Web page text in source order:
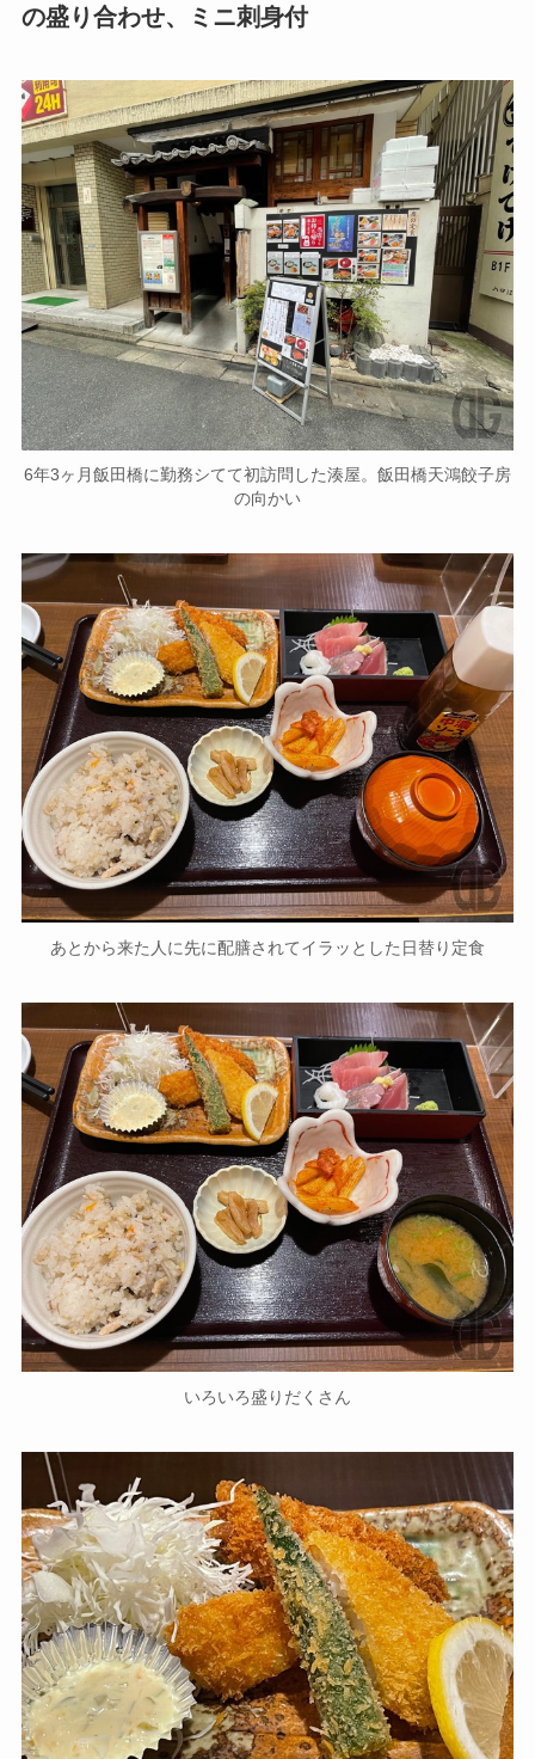
の盛り合わせ、ミニ刺身付
6年3ヶ月飯田橋に勤務シてて初訪問した湊屋。飯田橋天鴻餃子房
の向かい
あとから来た人に先に配膳されてイラッとした日替り定食
いろいろ盛りだくさん